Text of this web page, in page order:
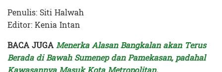
Penulis: Siti Halwah
Editor: Kenia Intan
BACA JUGAMenerka Alasan Bangkalan akan Terus
Berada di Bawah Sumenep dan Pamekasan, padahal